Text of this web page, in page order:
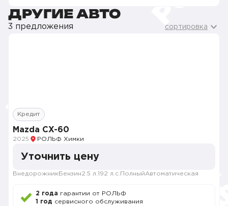
ДРУГИЕ АВТО
3 предложения сортировка
Кредит
Mazda CX-60
2025 РОЛЬФ Химки
Уточнить цену
Внедорожник Бензин2.5 л. 192 л.с. ПолныйАвтоматическая
2 года гарантии от РОЛЬФ
1 год сервисного обслуживания